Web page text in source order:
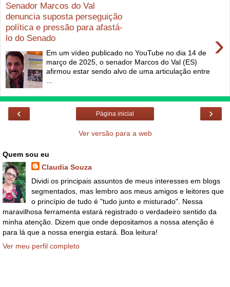
Senador Marcos do Val
denuncia suposta perseguição
política e pressão para afastá-
lo do Senado
›
Em um vídeo publicado no YouTube no dia 14 de
março de 2025, o senador Marcos do Val (ES)
afirmou estar sendo alvo de uma articulação entre
‹ ›
Página inicial
Ver versão para a web
Quem sou eu
Claudia Souza
Dividi os principais assuntos de meus interesses em blogs
segmentados, mas lembro aos meus amigos e leitores que
o princípio de tudo é "tudo junto e misturado". Nessa
maravilhosa ferramenta estará registrado o verdadeiro sentido da
minha atenção. Dizem que onde depositamos a nossa atenção é
para lá que a nossa energia estará. Boa leitura!
Ver meu perfil completo